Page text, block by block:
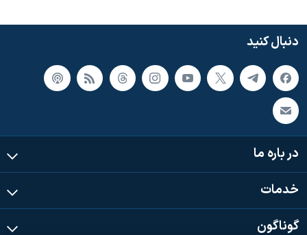
دنبال کنید
در باره ما
خدمات
گوناگون